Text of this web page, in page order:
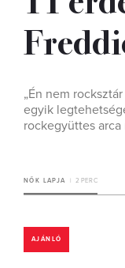
„Én nem
egyik
rockegyüttes
NŐK LAPJA 2 PERC
AJÁNLÓ